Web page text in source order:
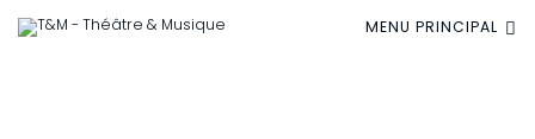
MENU PRINCIPAL